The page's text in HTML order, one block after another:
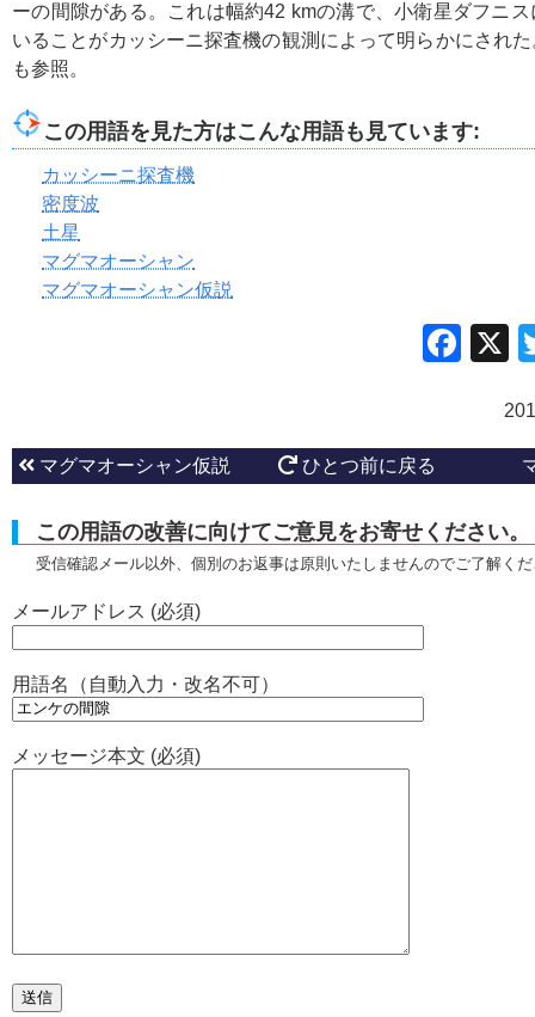
ーの間隙がある。これは幅約42 kmの溝で、小衛星ダフニ
いることがカッシーニ探査機の観測によって明らかにされた
も参照。
この用語を見た方はこんな用語も見ています:
カッシーニ探査機
密度波
土星
マグマオーシャン
マグマオーシャン仮説
マグマオーシャン仮説 ひとつ前に戻る
この用語の改善に向けてご意見をお寄せください。
受信確認メール以外、個別のお返事は原則いたしませんのでご了解く
メールアドレス (必須)
用語名（自動入力・改名不可）
メッセージ本文 (必須)